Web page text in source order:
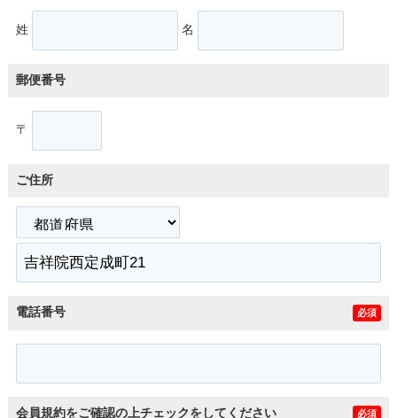
姓 名
郵便番号
〒
ご住所
電話番号 必須
会員規約をご確認の上チェックをしてください 必須